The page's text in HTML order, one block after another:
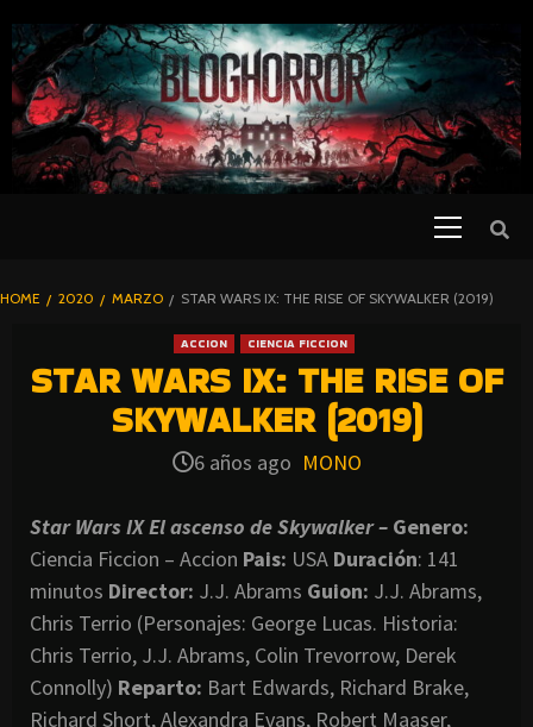
TO
CONTENT
BLOGHORROR
HOME 2020 MARZO STAR WARS IX: THE RISE OF SKYWALKER (2019)
ACCION CIENCIA FICCION
STAR WARS IX: THE RISE OF
SKYWALKER (2019)
6 años ago MONO
Star Wars IX El ascenso de Skywalker – Genero:
Ciencia Ficcion – Accion Pais: USA Duración: 141
minutos Director: J.J. Abrams Guion: J.J. Abrams,
Chris Terrio (Personajes: George Lucas. Historia:
Chris Terrio, J.J. Abrams, Colin Trevorrow, Derek
Connolly) Reparto: Bart Edwards, Richard Brake,
Richard Short, Alexandra Evans, Robert Maaser,